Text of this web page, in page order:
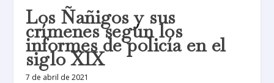
Los Ñañigos y sus
crímenes según los
informes de policía en el
siglo XIX
7 de abril de 2021